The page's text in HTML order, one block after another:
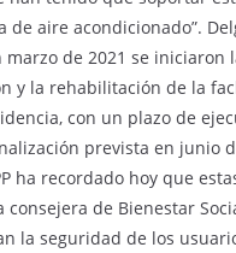
de aire acondicionado”.
de 2021 se iniciaron
y la rehabilitación de la
con un plazo de
prevista en junio
ha recordado hoy que
consejera de Bienestar
la seguridad de los